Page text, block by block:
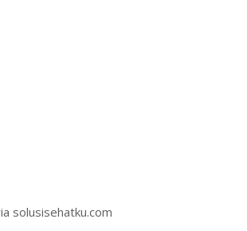
solusisehatku.com